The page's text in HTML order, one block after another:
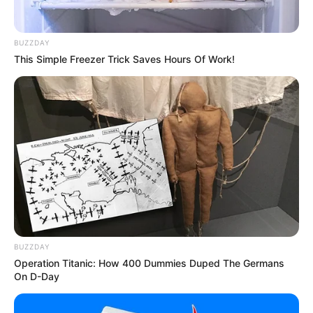
Baca juga:Biodata, Profil, dan Fakta B.J Habibie
BUZZDAY
This Simple Freezer Trick Saves Hours Of Work!
BUZZDAY
Operation Titanic: How 400 Dummies Duped The Germans
On D-Day